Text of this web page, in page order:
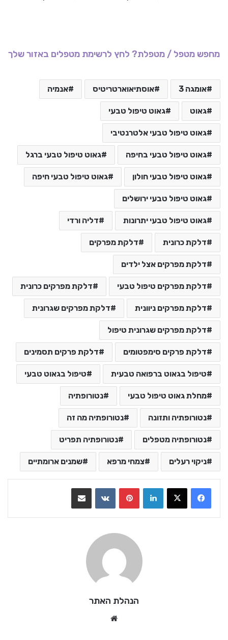
מחפש מטפל / מטפלת? לחץ לרשימת מטפלים באזור שלך
אומגה 3 אוסתיאוארטריטיס אנמיה
גאוט גאוט טיפול טבעי
גאוט טיפול טבעי אלטרנטיבי
גאוט טיפול טבעי בחיפה גאוט טיפול טבעי ברגל
גאוט טיפול טבעי חולון גאוט טיפול טבעי חיפה
גאוט טיפול טבעי ירושלים
גאוט טיפול טבעי יתרונות דליה ורדי
דלקת כרונית דלקת מפרקים
דלקת מפרקים אצל ילדים
דלקת מפרקים טיפול טבעי דלקת מפרקים כרונית
דלקת מפרקים ניוונית דלקת מפרקים שגרונית
דלקת מפרקים שגרונית טיפול
דלקת פרקים סימפטומים דלקת פרקים תסמינים
טיפול בגאוט ברפואה טבעית טיפול בגאוט טבעי
מחלת גאוט טיפול טבעי נטורופתיה
נטורופתיה ותזונה נטורופתיה מה זה
נטורופתיה מטפלים נטורופתיה תפריט
ניקוי רעלים צמחי מרפא שמנים ארומתיים
LinkedIn
VKontakte
הנהלת האתר